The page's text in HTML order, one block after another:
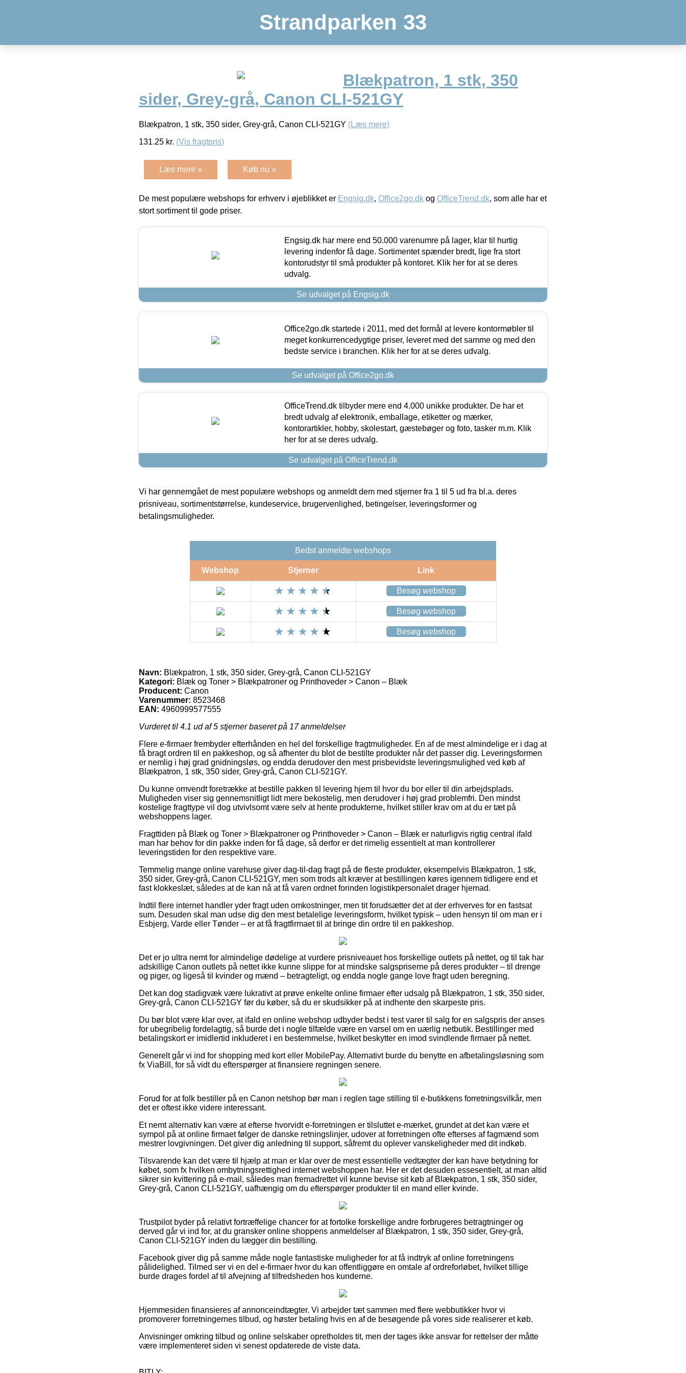
Strandparken 33
Blækpatron, 1 stk, 350
sider, Grey-grå, Canon CLI-521GY
Blækpatron, 1 stk, 350 sider, Grey-grå, Canon CLI-521GY (Læs mere)
131.25 kr. (Vis fragtpris)
Læs mere » Køb nu »
De mest populære webshops for erhverv i øjeblikket er Engsig.dk, Office2go.dk og OfficeTrend.dk, som alle har et
stort sortiment til gode priser.
Engsig.dk har mere end 50.000 varenumre på lager, klar til hurtig
levering indenfor få dage. Sortimentet spænder bredt, lige fra stort
kontorudstyr til små produkter på kontoret. Klik her for at se deres
udvalg.
Se udvalget på Engsig.dk
Office2go.dk startede i 2011, med det formål at levere kontormøbler til
meget konkurrencedygtige priser, leveret med det samme og med den
bedste service i branchen. Klik her for at se deres udvalg.
Se udvalget på Office2go.dk
OfficeTrend.dk tilbyder mere end 4.000 unikke produkter. De har et
bredt udvalg af elektronik, emballage, etiketter og mærker,
kontorartikler, hobby, skolestart, gæstebøger og foto, tasker m.m. Klik
her for at se deres udvalg.
Se udvalget på OfficeTrend.dk
Vi har gennemgået de mest populære webshops og anmeldt dem med stjerner fra 1 til 5 ud fra bl.a. deres
prisniveau, sortimentstørrelse, kundeservice, brugervenlighed, betingelser, leveringsformer og
betalingsmuligheder.
Bedst anmeldte webshops
Webshop Stjerner Link
Besøg webshop
Besøg webshop
Besøg webshop
Navn: Blækpatron, 1 stk, 350 sider, Grey-grå, Canon CLI-521GY
Kategori: Blæk og Toner > Blækpatroner og Printhoveder > Canon – Blæk
Producent: Canon
Varenummer: 8523468
EAN: 4960999577555
Vurderet til 4.1 ud af 5 stjerner baseret på 17anmeldelser
Flere e-firmaer frembyder efterhånden en hel del forskellige fragtmuligheder. En af de mest almindelige er i dag at
få bragt ordren til en pakkeshop, og så afhenter du blot de bestilte produkter når det passer dig. Leveringsformen
er nemlig i høj grad gnidningsløs, og endda derudover den mest prisbevidste leveringsmulighed ved køb af
Blækpatron, 1 stk, 350 sider, Grey-grå, Canon CLI-521GY.
Du kunne omvendt foretrække at bestille pakken til levering hjem til hvor du bor eller til din arbejdsplads.
Muligheden viser sig gennemsnitligt lidt mere bekostelig, men derudover i høj grad problemfri. Den mindst
kostelige fragttype vil dog utvivlsomt være selv at hente produkterne, hvilket stiller krav om at du er tæt på
webshoppens lager.
Fragttiden på Blæk og Toner > Blækpatroner og Printhoveder > Canon – Blæk er naturligvis rigtig central ifald
man har behov for din pakke inden for få dage, så derfor er det rimelig essentielt at man kontrollerer
leveringstiden for den respektive vare.
Temmelig mange online varehuse giver dag-til-dag fragt på de fleste produkter, eksempelvis Blækpatron, 1 stk,
350 sider, Grey-grå, Canon CLI-521GY, men som trods alt kræver at bestillingen køres igennem tidligere end et
fast klokkeslæt, således at de kan nå at få varen ordnet forinden logistikpersonalet drager hjemad.
Indtil flere internet handler yder fragt uden omkostninger, men tit forudsætter det at der erhverves for en fastsat
sum. Desuden skal man udse dig den mest betalelige leveringsform, hvilket typisk – uden hensyn til om man er i
Esbjerg, Varde eller Tønder – er at få fragtfirmaet til at bringe din ordre til en pakkeshop.
Det er jo ultra nemt for almindelige dødelige at vurdere prisniveauet hos forskellige outlets på nettet, og til tak har
adskillige Canon outlets på nettet ikke kunne slippe for at mindske salgspriserne på deres produkter – til drenge
og piger, og ligeså til kvinder og mænd – betragteligt, og endda nogle gange love fragt uden beregning.
Det kan dog stadigvæk være lukrativt at prøve enkelte online firmaer efter udsalg på Blækpatron, 1 stk, 350 sider,
Grey-grå, Canon CLI-521GY før du køber, så du er skudsikker på at indhente den skarpeste pris.
Du bør blot være klar over, at ifald en online webshop udbyder bedst i test varer til salg for en salgspris der anses
for ubegribelig fordelagtig, så burde det i nogle tilfælde være en varsel om en uærlig netbutik. Bestillinger med
betalingskort er imidlertid inkluderet i en bestemmelse, hvilket beskytter en imod svindlende firmaer på nettet.
Generelt går vi ind for shopping med kort eller MobilePay. Alternativt burde du benytte en afbetalingsløsning som
fx ViaBill, for så vidt du efterspørger at finansiere regningen senere.
Forud for at folk bestiller på en Canon netshop bør man i reglen tage stilling til e-butikkens forretningsvilkår, men
det er oftest ikke videre interessant.
Et nemt alternativ kan være at efterse hvorvidt e-forretningen er tilsluttet e-mærket, grundet at det kan være et
sympol på at online firmaet følger de danske retningslinjer, udover at forretningen ofte efterses af fagmænd som
mestrer lovgivningen. Det giver dig anledning til support, såfremt du oplever vanskeligheder med dit indkøb.
Tilsvarende kan det være til hjælp at man er klar over de mest essentielle vedtægter der kan have betydning for
købet, som fx hvilken ombytningsrettighed internet webshoppen har. Her er det desuden essesentielt, at man altid
sikrer sin kvittering på e-mail, således man fremadrettet vil kunne bevise sit køb af Blækpatron, 1 stk, 350 sider,
Grey-grå, Canon CLI-521GY, uafhængig om du efterspørger produkter til en mand eller kvinde.
Trustpilot byder på relativt fortræffelige chancer for at fortolke forskellige andre forbrugeres betragtninger og
derved går vi ind for, at du gransker online shoppens anmeldelser af Blækpatron, 1 stk, 350 sider, Grey-grå,
Canon CLI-521GY inden du lægger din bestilling.
Facebook giver dig på samme måde nogle fantastiske muligheder for at få indtryk af online forretningens
pålidelighed. Tilmed ser vi en del e-firmaer hvor du kan offentliggøre en omtale af ordreforløbet, hvilket tillige
burde drages fordel af til afvejning af tilfredsheden hos kunderne.
Hjemmesiden finansieres af annonceindtægter. Vi arbejder tæt sammen med flere webbutikker hvor vi
promoverer forretningernes tilbud, og høster betaling hvis en af de besøgende på vores side realiserer et køb.
Anvisninger omkring tilbud og online selskaber opretholdes tit, men der tages ikke ansvar for rettelser der måtte
være implementeret siden vi senest opdaterede de viste data.